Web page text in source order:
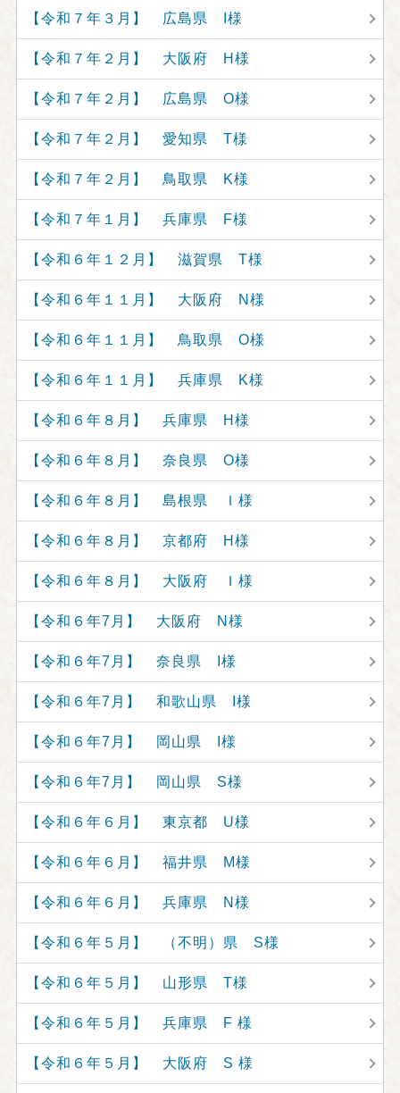
【令和７年３月】 広島県 I様
【令和７年２月】 大阪府 H様
【令和７年２月】 広島県 O様
【令和７年２月】 愛知県 T様
【令和７年２月】 鳥取県 K様
【令和７年１月】 兵庫県 F様
【令和６年１２月】 滋賀県 T様
【令和６年１１月】 大阪府 N様
【令和６年１１月】 鳥取県 O様
【令和６年１１月】 兵庫県 K様
【令和６年８月】 兵庫県 H様
【令和６年８月】 奈良県 O様
【令和６年８月】 島根県 Ｉ様
【令和６年８月】 京都府 H様
【令和６年８月】 大阪府 Ｉ様
【令和６年7月】 大阪府 N様
【令和６年7月】 奈良県 I様
【令和６年7月】 和歌山県 I様
【令和６年7月】 岡山県 I様
【令和６年7月】 岡山県 S様
【令和６年６月】 東京都 U様
【令和６年６月】 福井県 M様
【令和６年６月】 兵庫県 N様
【令和６年５月】 （不明）県 S様
【令和６年５月】 山形県 T様
【令和６年５月】 兵庫県 F 様
【令和６年５月】 大阪府 S 様